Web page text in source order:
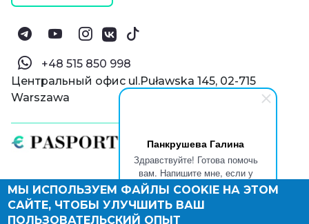
Панкрушева Галина
Здравствуйте! Готова помочь
вам. Напишите мне, если у
вас появятся вопросы.
© Паспорт Онлайн 2019—2026
Политика конфиденциальности
Оферта и конфиденциальность:РФ
‪+48 515 850 998‬
Центральный офис ul.Puławska 145, 02-715
Warszawa
МЫ ИСПОЛЬЗУЕМ ФАЙЛЫ COOKIE НА ЭТОМ
САЙТЕ, ЧТОБЫ УЛУЧШИТЬ ВАШ
ПОЛЬЗОВАТЕЛЬСКИЙ ОПЫТ